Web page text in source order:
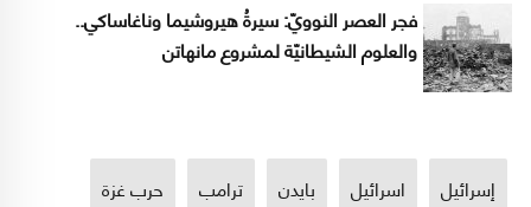
فجر العصر النوويّ: سيرةُ هيروشيما وناغاساكي..
والعلوم الشيطانيّة لمشروع مانهاتن
إسرائيل اسرائيل بايدن ترامب حرب غزة